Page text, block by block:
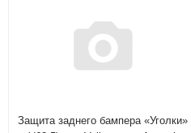
Защита заднего бампера «Уголки»